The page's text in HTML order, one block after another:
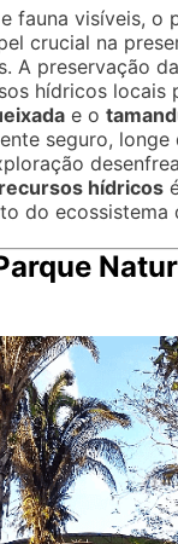
fauna visíveis, o
crucial na
A preservação
hídricos locais
e o
seguro, longe
recursos hídricos
do ecossistema